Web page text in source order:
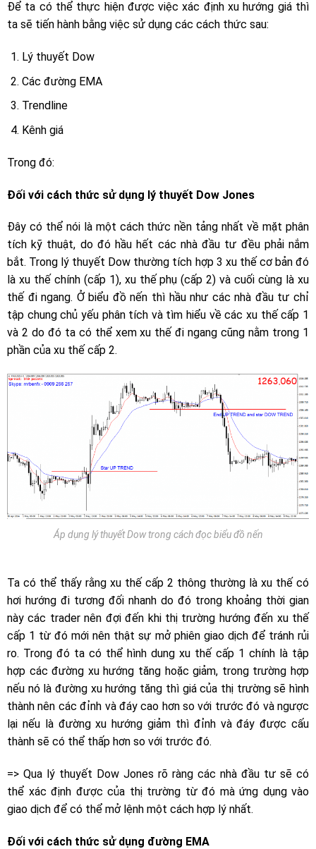
Để ta có thể thực hiện được việc xác định xu hướng giá thì
ta sẽ tiến hành bằng việc sử dụng các cách thức sau:
Lý thuyết Dow
Các đường EMA
Trendline
Kênh giá
Trong đó:
Đối với cách thức sử dụng lý thuyết Dow Jones
Đây có thể nói là một cách thức nền tảng nhất về mặt phân
tích kỹ thuật, do đó hầu hết các nhà đầu tư đều phải nắm
bắt. Trong lý thuyết Dow thường tích hợp 3 xu thế cơ bản đó
là xu thế chính (cấp 1), xu thế phụ (cấp 2) và cuối cùng là xu
thế đi ngang. Ở biểu đồ nến thì hầu như các nhà đầu tư chỉ
tập chung chủ yếu phân tích và tìm hiểu về các xu thế cấp 1
và 2 do đó ta có thể xem xu thế đi ngang cũng nằm trong 1
phần của xu thế cấp 2.
Áp dụng lý thuyết Dow trong cách đọc biểu đồ nến
Ta có thể thấy rằng xu thế cấp 2 thông thường là xu thế có
hơi hướng đi tương đối nhanh do đó trong khoảng thời gian
này các trader nên đợi đến khi thị trường hướng đến xu thế
cấp 1 từ đó mới nên thật sự mở phiên giao dịch để tránh rủi
ro. Trong đó ta có thể hình dung xu thế cấp 1 chính là tập
hợp các đường xu hướng tăng hoặc giảm, trong trường hợp
nếu nó là đường xu hướng tăng thì giá của thị trường sẽ hình
thành nên các đỉnh và đáy cao hơn so với trước đó và ngược
lại nếu là đường xu hướng giảm thì đỉnh và đáy được cấu
thành sẽ có thể thấp hơn so với trước đó.
=> Qua lý thuyết Dow Jones rõ ràng các nhà đầu tư sẽ có
thể xác định được của thị trường từ đó mà ứng dụng vào
giao dịch để có thể mở lệnh một cách hợp lý nhất.
Đối với cách thức sử dụng đường EMA